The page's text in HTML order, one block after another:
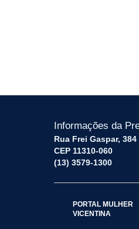
Informações da
Rua Frei Gaspar,
CEP 11310-060
(13) 3579-1300
PORTAL MULHER
VICENTINA